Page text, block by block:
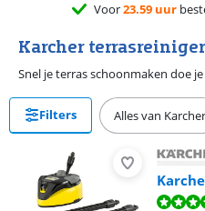
Voor23.59 uur
Karcher
Filters Alles van Karcher
Beoordeling is 9,1 van de 10,